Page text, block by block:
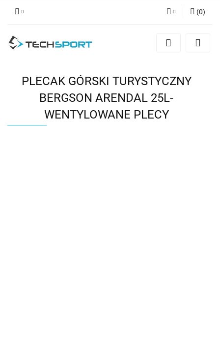
Zaloguj się
(0)
PLECAK GÓRSKI TURYSTYCZNY
BERGSON ARENDAL 25L-
WENTYLOWANE PLECY